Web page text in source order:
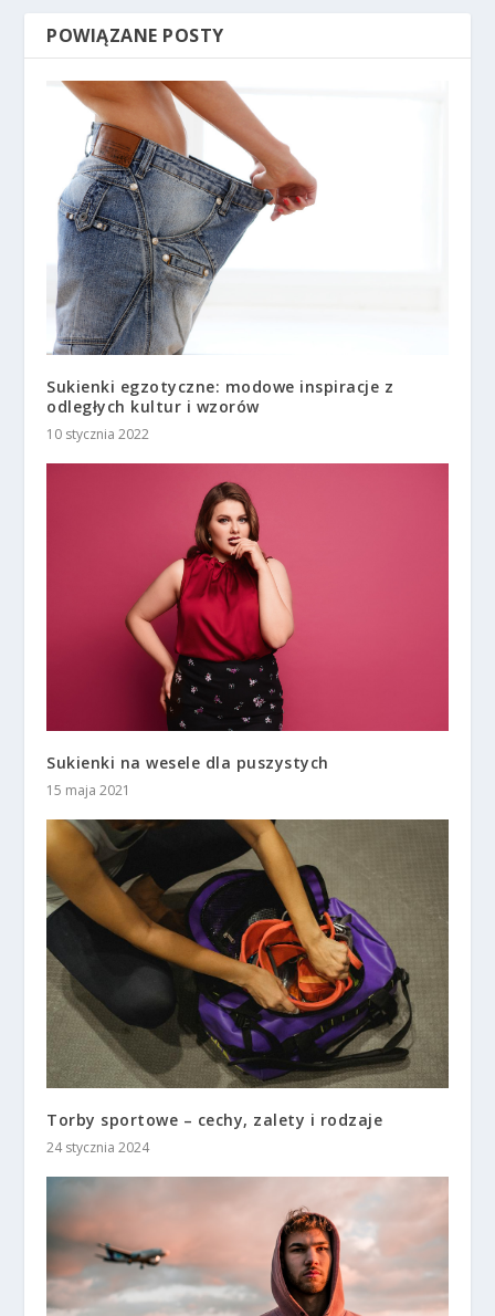
POWIĄZANE POSTY
Sukienki egzotyczne: modowe inspiracje z
odległych kultur i wzorów
10 stycznia 2022
Sukienki na wesele dla puszystych
15 maja 2021
Torby sportowe – cechy, zalety i rodzaje
24 stycznia 2024